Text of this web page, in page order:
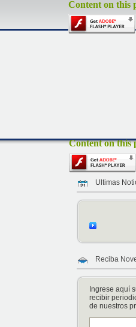
Content on this
Content on this
Ultimas
Reciba
Ingrese aquí
recibir
de nuestros